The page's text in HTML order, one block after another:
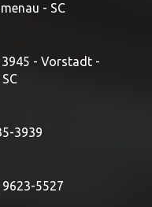
- SC
3945 - Vorstadt -
3939
9623-5527